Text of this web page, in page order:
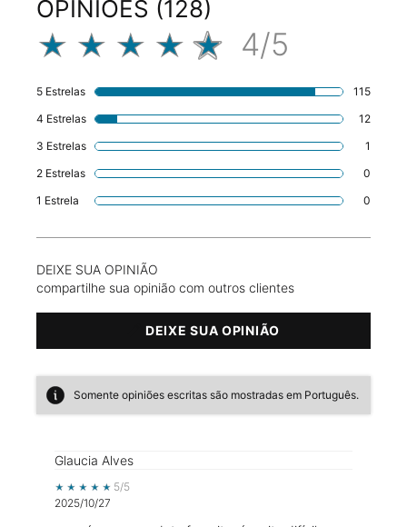
OPINIÕES (128)
4 out of 5 stars. 4/5
5 Estrelas 115
4 Estrelas
12
3 Estrelas
1
2 Estrelas
0
1 Estrela
0
DEIXE SUA OPINIÃO
compartilhe sua opinião com outros clientes
DEIXE SUA OPINIÃO
Somente opiniões escritas são mostradas em Português.
Glaucia Alves
5 out of 5 stars.
5/5
2025/10/27